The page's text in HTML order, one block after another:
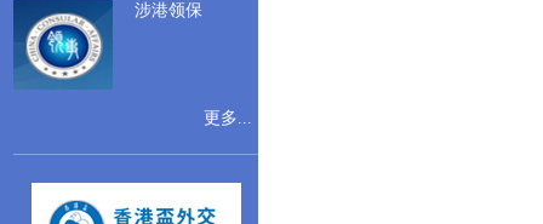
涉港领保
更多...